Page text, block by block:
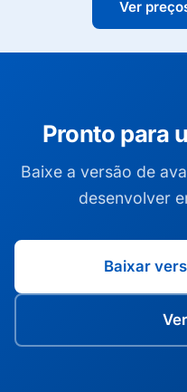
Ver
Pronto para
Baixe a versão de
desenvolver
Baixar